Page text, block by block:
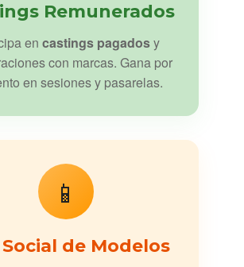
Remunerados
encastings pagadosy
con marcas. Gana por
en sesiones y pasarelas.
📱
Social de Modelos